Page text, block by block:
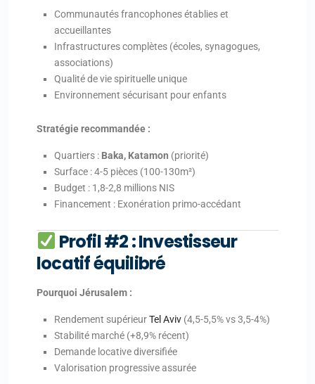
Communautés francophones établies et
accueillantes
Infrastructures complètes (écoles, synagogues,
associations)
Qualité de vie spirituelle unique
Environnement sécurisant pour enfants
Stratégie recommandée :
Quartiers : Baka, Katamon (priorité)
Surface : 4-5 pièces (100-130m²)
Budget : 1,8-2,8 millions NIS
Financement : Exonération primo-accédant
Profil #2 : Investisseur
locatif équilibré
Pourquoi Jérusalem :
Rendement supérieurTel Aviv (4,5-5,5% vs 3,5-4%)
Stabilité marché (+8,9% récent)
Demande locative diversifiée
Valorisation progressive assurée